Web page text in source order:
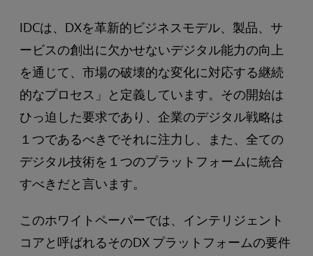
IDCは、DXを革新的ビジネスモデル、製品、サ
ービスの創出に欠かせないデジタル能力の向上
を通じて、市場の破壊的な変化に対応する継続
的なプロセス」と定義しています。その開始は
ひっ迫した要求であり、企業のデジタル戦略は
１つであるべきでそれに注力し、また、全ての
デジタル技術を１つのプラットフォームに統合
すべきだと言います。
このホワイトペーパーでは、インテリジェント
コアと呼ばれるそのDX プラットフォームの要件